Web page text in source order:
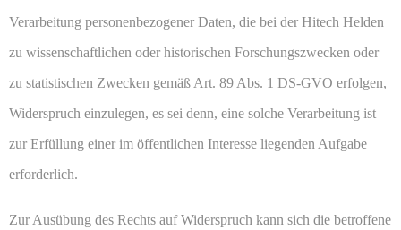
Verarbeitung personenbezogener Daten, die bei der Hitech Helden
zu wissenschaftlichen oder historischen Forschungszwecken oder
zu statistischen Zwecken gemäß Art. 89 Abs. 1 DS-GVO erfolgen,
Widerspruch einzulegen, es sei denn, eine solche Verarbeitung ist
zur Erfüllung einer im öffentlichen Interesse liegenden Aufgabe
erforderlich.
Zur Ausübung des Rechts auf Widerspruch kann sich die betroffene